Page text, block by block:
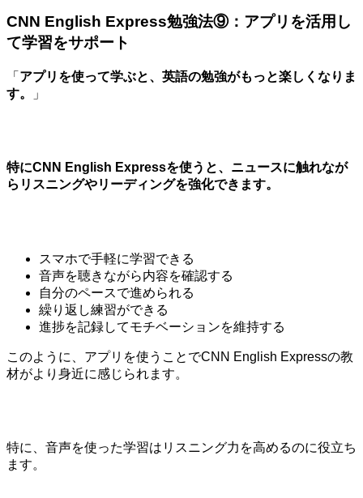
CNN English Express勉強法⑨：アプリを活用し
て学習をサポート
「 アプリを使って学ぶと、英語の勉強がもっと楽しくなりま
す。
」
特にCNN English Expressを使うと、ニュースに触れなが
らリスニングやリーディングを強化できます。
スマホで手軽に学習できる
音声を聴きながら内容を確認する
自分のペースで進められる
繰り返し練習ができる
進捗を記録してモチベーションを維持する
このように、アプリを使うことでCNN English Expressの教
材がより身近に感じられます。
特に、音声を使った学習はリスニング力を高めるのに役立ち
ます。